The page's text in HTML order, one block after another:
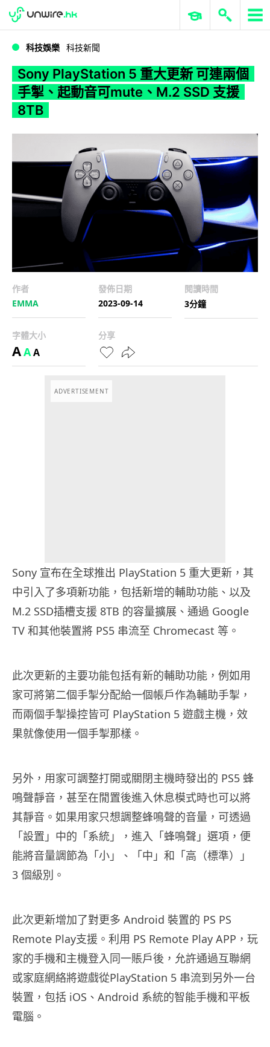
WWDC 2026 ERP 與商業 AI
科技娛樂 科技新聞
Sony PlayStation 5 重大更新 可連兩個
手掣、起動音可mute、M.2 SSD 支援
8TB
作者
EMMA
發佈日期
2023-09-14
閱讀時間
3分鐘
字體大小
AAA
分享
ADVERTISEMENT
Sony 宣布在全球推出 PlayStation 5 重大更新，其
中引入了多項新功能，包括新增的輔助功能、以及
M.2 SSD插槽支援 8TB 的容量擴展、通過 Google
TV 和其他裝置將 PS5 串流至 Chromecast 等。
此次更新的主要功能包括有新的輔助功能，例如用
家可將第二個手掣分配給一個帳戶作為輔助手掣，
而兩個手掣操控皆可 PlayStation 5 遊戲主機，效
果就像使用一個手掣那樣。
另外，用家可調整打開或關閉主機時發出的 PS5 蜂
鳴聲靜音，甚至在閒置後進入休息模式時也可以將
其靜音。如果用家只想調整蜂鳴聲的音量，可透過
「設置」中的「系統」，進入「蜂鳴聲」選項，便
能將音量調節為「小」、「中」和「高（標準）」
3 個級別。
此次更新增加了對更多 Android 裝置的 PS PS
Remote Play支援。利用 PS Remote Play APP，玩
家的手機和主機登入同一賬戶後，允許通過互聯網
或家庭網絡將遊戲從PlayStation 5 串流到另外一台
裝置，包括 iOS、Android 系統的智能手機和平板
電腦。